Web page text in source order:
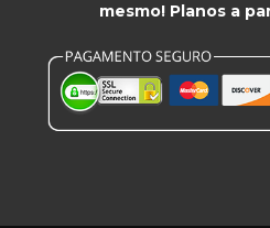
mesmo! Planos a